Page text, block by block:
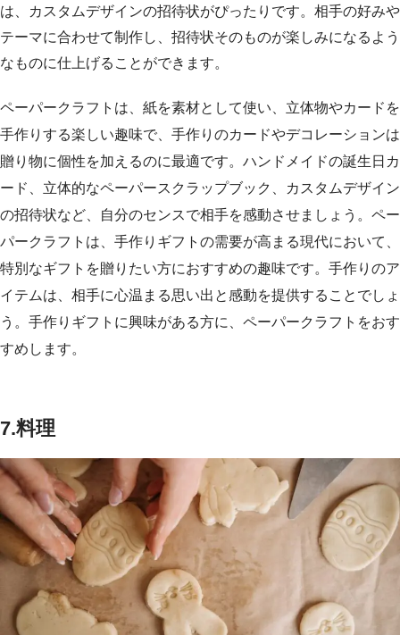
は、カスタムデザインの招待状がぴったりです。相手の好みや
テーマに合わせて制作し、招待状そのものが楽しみになるよう
なものに仕上げることができます。
ペーパークラフトは、紙を素材として使い、立体物やカードを
手作りする楽しい趣味で、手作りのカードやデコレーションは
贈り物に個性を加えるのに最適です。ハンドメイドの誕生日カ
ード、立体的なペーパースクラップブック、カスタムデザイン
の招待状など、自分のセンスで相手を感動させましょう。ペー
パークラフトは、手作りギフトの需要が高まる現代において、
特別なギフトを贈りたい方におすすめの趣味です。手作りのア
イテムは、相手に心温まる思い出と感動を提供することでしょ
う。手作りギフトに興味がある方に、ペーパークラフトをおす
すめします。
7.料理